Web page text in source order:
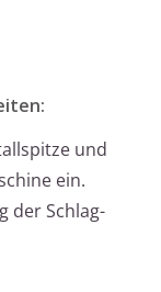
und
ein.
der Schlag-